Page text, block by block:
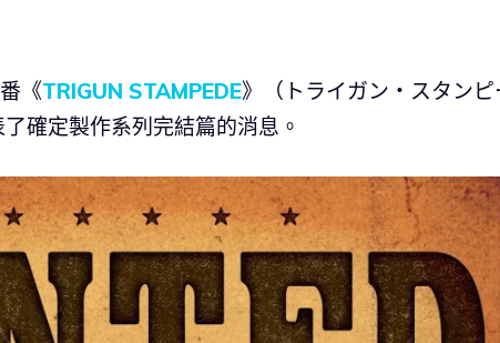
《TRIGUN STAMPEDE》（トライガン・スタンピ
確定製作系列完結篇的消息。